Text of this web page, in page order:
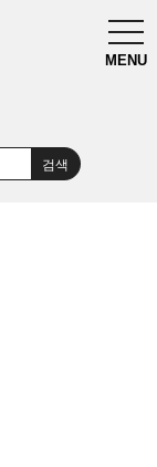
MENU